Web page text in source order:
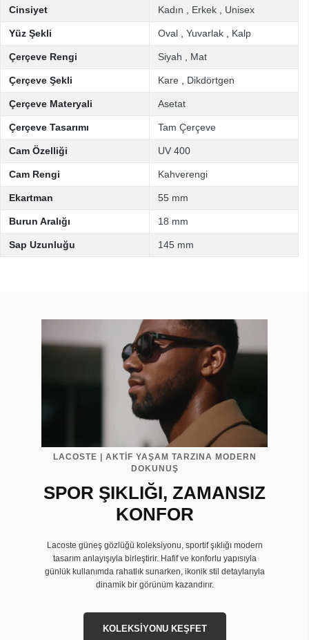
Cinsiyet Kadın Erkek Unisex
Yüz Şekli Oval Yuvarlak Kalp
Çerçeve Rengi Siyah Mat
Çerçeve Şekli Kare Dikdörtgen
Çerçeve Materyali Asetat
Çerçeve Tasarımı Tam Çerçeve
Cam Özelliği UV 400
Cam Rengi Kahverengi
Ekartman 55 mm
Burun Aralığı 18 mm
Sap Uzunluğu 145 mm
LACOSTE | AKTİF YAŞAM TARZINA MODERN
DOKUNUŞ
SPOR ŞIKLIĞI, ZAMANSIZ
KONFOR
Lacoste güneş gözlüğü koleksiyonu, sportif şıklığı modern
tasarım anlayışıyla birleştirir. Hafif ve konforlu yapısıyla
günlük kullanımda rahatlık sunarken, ikonik stil detaylarıyla
dinamik bir görünüm kazandırır.
KOLEKSİYONU KEŞFET